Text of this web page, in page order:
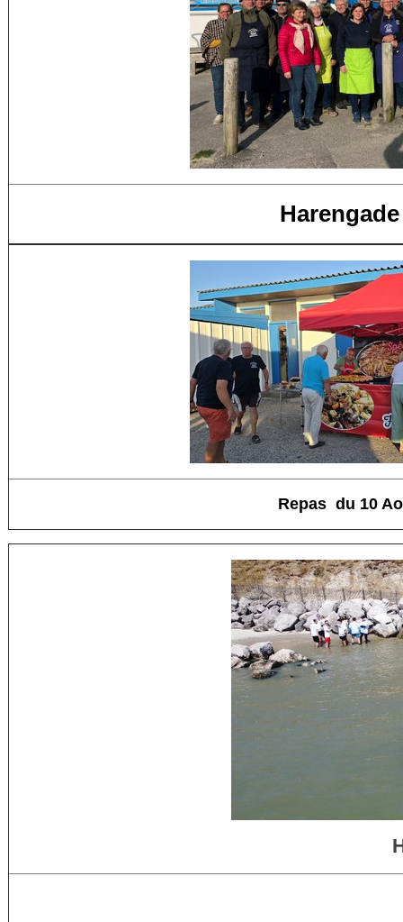
Repas du 10